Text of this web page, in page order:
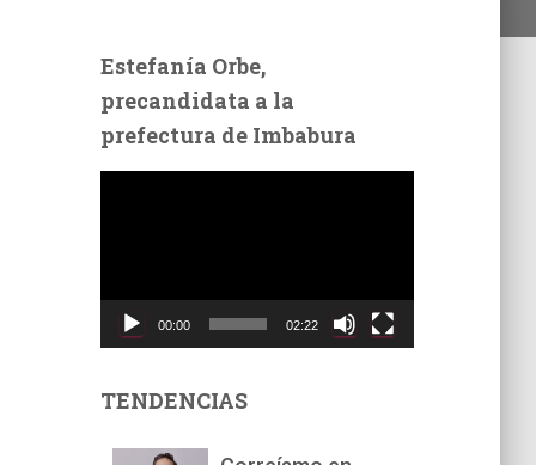
Estefanía Orbe,
precandidata a la
prefectura de Imbabura
t
00:00 02:22
TENDENCIAS